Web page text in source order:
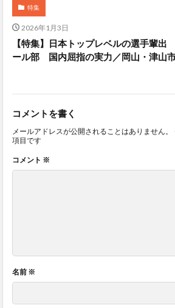
特集
2026年1月3日
【特集】日本トップレベルの選手輩
ール部 国内屈指の実力／岡山・津山
コメントを書く
メールアドレスが公開されることはありません。
項目です
コメント ※
名前 ※